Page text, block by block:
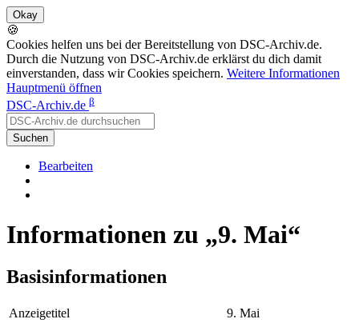
🍪
Cookies helfen uns bei der Bereitstellung von DSC-Archiv.de.
Durch die Nutzung von DSC-Archiv.de erklärst du dich damit
einverstanden, dass wir Cookies speichern. Weitere Informationen
Hauptmenü öffnen
DSC-Archiv.de β
Suchen
Bearbeiten
Informationen zu „9. Mai“
Basisinformationen
Anzeigetitel
9. Mai